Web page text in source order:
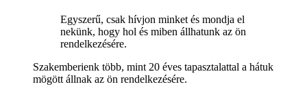
Egyszerű, csak hívjon minket és mondja el
nekünk, hogy hol és miben állhatunk az ön
rendelkezésére.
Szakemberienk több, mint 20 éves tapasztalattal a hátuk
mögött állnak az ön rendelkezésére.